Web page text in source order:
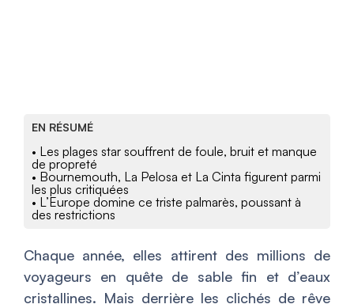
EN RÉSUMÉ
• Les plages star souffrent de foule, bruit et manque
de propreté
• Bournemouth, La Pelosa et La Cinta figurent parmi
les plus critiquées
• L’Europe domine ce triste palmarès, poussant à
des restrictions
Chaque année, elles attirent des millions de
voyageurs en quête de sable fin et d’eaux
cristallines. Mais derrière les clichés de rêve